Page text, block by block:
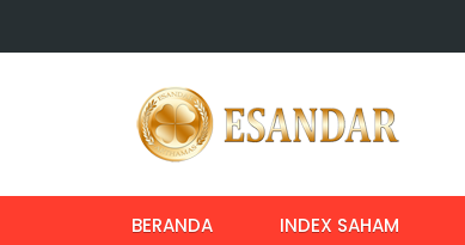
BERANDA INDEX SAHAM